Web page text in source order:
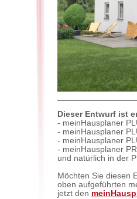
Dieser Entwurf ist
- meinHausplaner
- meinHausplaner
- meinHausplaner
- meinHausplaner
und natürlich in der
Möchten Sie diesen
oben aufgeführten
jetzt den